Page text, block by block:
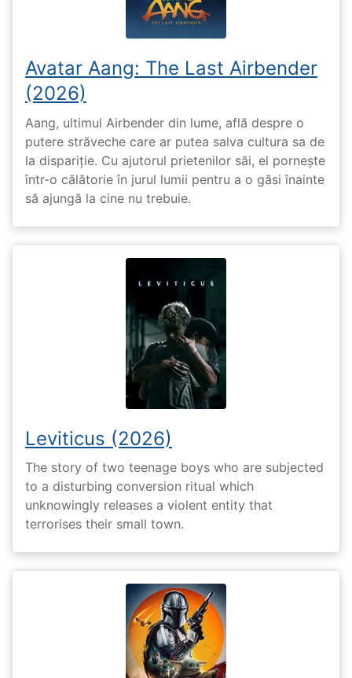
Avatar Aang: The Last Airbender
(2026)
Aang, ultimul Airbender din lume, află despre o
putere străveche care ar putea salva cultura sa de
la dispariție. Cu ajutorul prietenilor săi, el pornește
într-o călătorie în jurul lumii pentru a o găsi înainte
să ajungă la cine nu trebuie.
Leviticus (2026)
The story of two teenage boys who are subjected
to a disturbing conversion ritual which
unknowingly releases a violent entity that
terrorises their small town.